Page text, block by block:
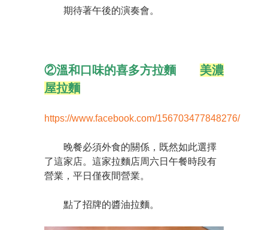
期待著午後的演奏會。
②溫和口味的喜多方拉麵 美濃
屋拉麵
https://www.facebook.com/156703477848276/
晚餐必須外食的關係，既然如此選擇
了這家店。這家拉麵店周六日午餐時段有
營業，平日僅夜間營業。
點了招牌的醬油拉麵。